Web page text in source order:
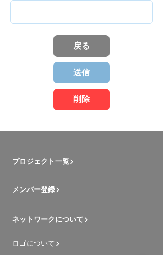
戻る
送信
削除
プロジェクト一覧
メンバー登録
ネットワークについて
ロゴについて